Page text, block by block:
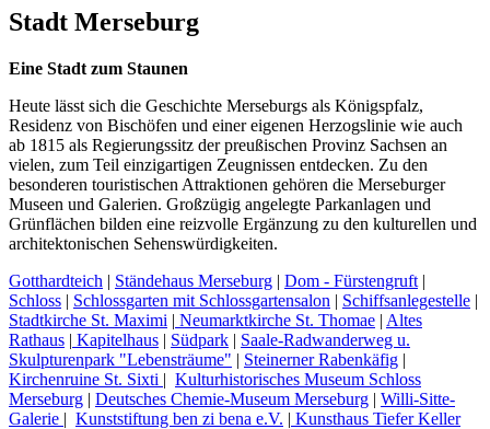
Stadt Merseburg
Eine Stadt zum Staunen
Heute lässt sich die Geschichte Merseburgs als Königspfalz,
Residenz von Bischöfen und einer eigenen Herzogslinie wie auch
ab 1815 als Regierungssitz der preußischen Provinz Sachsen an
vielen, zum Teil einzigartigen Zeugnissen entdecken. Zu den
besonderen touristischen Attraktionen gehören die Merseburger
Museen und Galerien. Großzügig angelegte Parkanlagen und
Grünflächen bilden eine reizvolle Ergänzung zu den kulturellen und
architektonischen Sehenswürdigkeiten.
Gotthardteich | Ständehaus Merseburg | Dom - Fürstengruft |
Schloss | Schlossgarten mit Schlossgartensalon | Schiffsanlegestelle |
Stadtkirche St. Maximi | Neumarktkirche St. Thomae | Altes
Rathaus | Kapitelhaus | Südpark | Saale-Radwanderweg u.
Skulpturenpark "Lebensträume" | Steinerner Rabenkäfig |
Kirchenruine St. Sixti | Kulturhistorisches Museum Schloss
Merseburg | Deutsches Chemie-Museum Merseburg | Willi-Sitte-
Galerie | Kunststiftung ben zi bena e.V. | Kunsthaus Tiefer Keller